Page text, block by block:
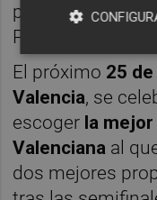
participantes
Plana, Burriana,
El próximo 25 de
Valencia, se
escoger la
Valenciana al
dos mejores